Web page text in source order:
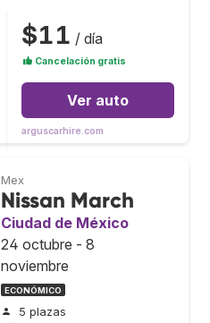
$11 / día
Cancelación gratis
Ver auto
arguscarhire.com
Mex
Nissan March
Ciudad de México
24 octubre - 8
noviembre
ECONÓMICO
5 plazas